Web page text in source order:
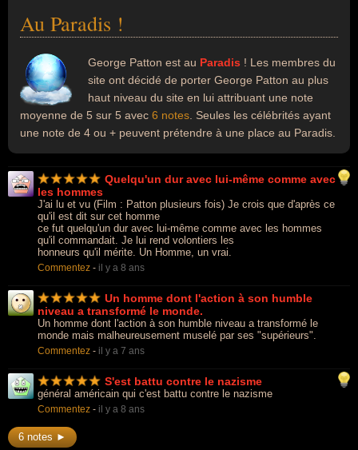
Au Paradis !
George Patton est au Paradis ! Les membres du
site ont décidé de porter George Patton au plus
haut niveau du site en lui attribuant une note
moyenne de 5 sur 5 avec 6 notes . Seules les célébrités ayant
une note de 4 ou + peuvent prétendre à une place au Paradis.
Quelqu'un dur avec lui-même comme avec
les hommes
J'ai lu et vu (Film : Patton plusieurs fois) Je crois que d'après ce
qu'il est dit sur cet homme
ce fut quelqu'un dur avec lui-même comme avec les hommes
qu'il commandait. Je lui rend volontiers les
honneurs qu'il mérite. Un Homme, un vrai.
Commentez - il y a 8 ans
Un homme dont l'action à son humble
niveau a transformé le monde.
Un homme dont l'action à son humble niveau a transformé le
monde mais malheureusement muselé par ses "supérieurs".
Commentez - il y a 7 ans
S'est battu contre le nazisme
général américain qui c'est battu contre le nazisme
Commentez - il y a 8 ans
6 notes ►